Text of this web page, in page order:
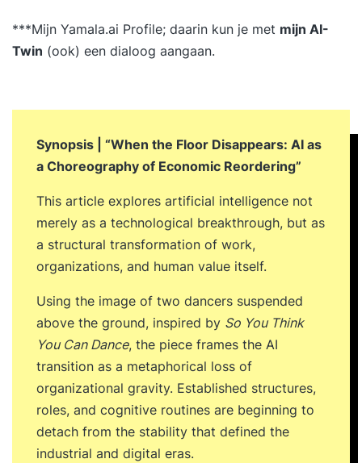
***Mijn Yamala.ai Profile; daarin kun je met mijn AI-
Twin (ook) een dialoog aangaan.
Synopsis | “When the Floor Disappears: AI as
a Choreography of Economic Reordering”
This article explores artificial intelligence not
merely as a technological breakthrough, but as
a structural transformation of work,
organizations, and human value itself.
Using the image of two dancers suspended
above the ground, inspired by So You Think
You Can Dance, the piece frames the AI
transition as a metaphorical loss of
organizational gravity. Established structures,
roles, and cognitive routines are beginning to
detach from the stability that defined the
industrial and digital eras.